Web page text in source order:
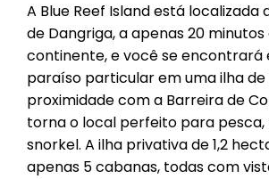
A Blue Reef Island está localizada
de Dangriga, a apenas 20
continente, e você se encontrará
paraíso particular em uma ilha de
proximidade com a Barreira de
torna o local perfeito para pesca,
snorkel. A ilha privativa de 1,2
apenas 5 cabanas, todas com